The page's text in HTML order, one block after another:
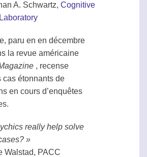
A. Schwartz, Cognitive
paru en en décembre
la revue américaine
, recense
cas étonnants de
en cours d’enquêtes
really help solve
»
Walstad, PACC